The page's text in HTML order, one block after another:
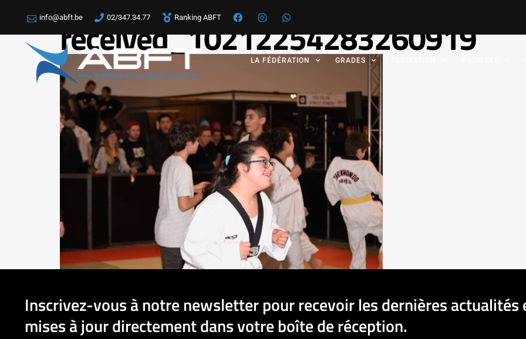
info@abft.be 02/347.34.77 Ranking ABFT
LA FÉDÉRATION GRADES
received_10212254283260919
Inscrivez-vous à notre newsletter pour recevoir les dernières actualités
mises à jour directement dans votre boîte de réception.